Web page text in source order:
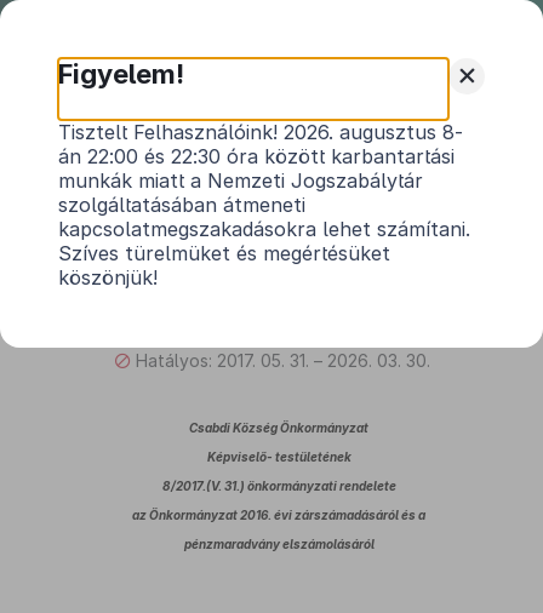
Csabdi Község Önkormányzata
Képviselő-testületének 8/2017
(V.31.) önkormányzati rendelete
Csabdi Község Önkormányzat Képviselő-
testületének 8/2017.(V. 31.) önkormányzati
rendelete az Önkormányzat 2016. évi
Hatályos: 2017. 05. 31. – 2026. 03. 30.
Csabdi Község Önkormányzat
Képviselő- testületének
8/2017.(V. 31.) önkormányzati rendelete
az Önkormányzat 2016. évi zárszámadásáról és a
pénzmaradvány elszámolásáról
+
Figyelem!
Tisztelt Felhasználóink! 2026. augusztus 8-
án 22:00 és 22:30 óra között karbantartási
munkák miatt a Nemzeti Jogszabálytár
szolgáltatásában átmeneti
kapcsolatmegszakadásokra lehet számítani.
Szíves türelmüket és megértésüket
köszönjük!